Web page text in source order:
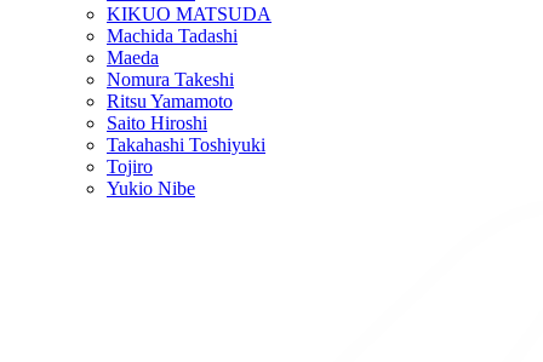
KIKUO MATSUDA
Machida Tadashi
Maeda
Nomura Takeshi
Ritsu Yamamoto
Saito Hiroshi
Takahashi Toshiyuki
Tojiro
Yukio Nibe